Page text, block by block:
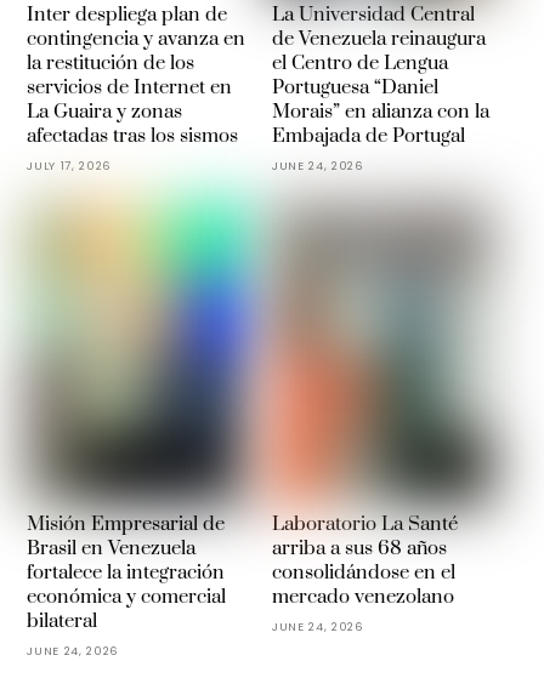
Inter despliega plan de
contingencia y avanza en
la restitución de los
servicios de Internet en
La Guaira y zonas
afectadas tras los sismos
JULY 17, 2026
La Universidad Central
de Venezuela reinaugura
el Centro de Lengua
Portuguesa “Daniel
Morais” en alianza con la
Embajada de Portugal
JUNE 24, 2026
Misión Empresarial de
Brasil en Venezuela
fortalece la integración
económica y comercial
bilateral
JUNE 24, 2026
Laboratorio La Santé
arriba a sus 68 años
consolidándose en el
mercado venezolano
JUNE 24, 2026